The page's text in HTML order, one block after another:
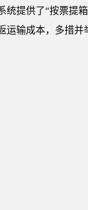
统提供了“按票提
运输成本，多措并